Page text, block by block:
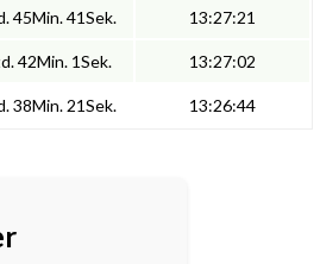
45Min. 41Sek. 13:27:21
42Min. 1Sek. 13:27:02
38Min. 21Sek. 13:26:44